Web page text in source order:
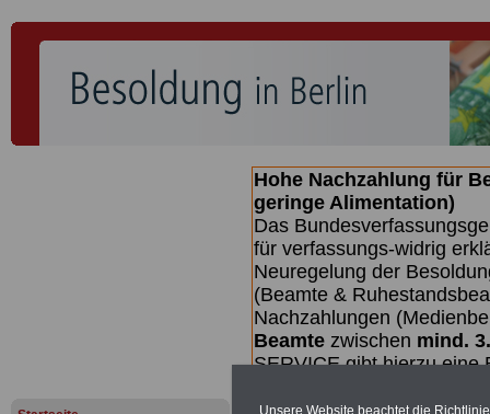
Hohe Nachzahlung für
geringe Alimentation)
Das
für verfassungs-widrig
Neuregelung der
(Beamte &
Nachzahlungen
Beamte zwischen mind.
SERVICE gibt hierzu eine
wird (wahrscheinlich im
Unsere Website beachtet die